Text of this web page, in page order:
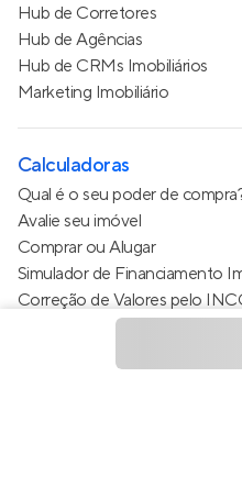
Hub de Corretores
Hub de Agências
Hub de CRMs Imobiliários
Marketing Imobiliário
Calculadoras
Qual é o seu poder de
Avalie seu imóvel
Comprar ou Alugar
Simulador de Financiamento
Correção de Valores pelo
Estimativa de valor do